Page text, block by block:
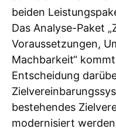
beiden
Das Analyse-Paket
Voraussetzungen,
Machbarkeit“
Entscheidung
bestehendes
modernisiert